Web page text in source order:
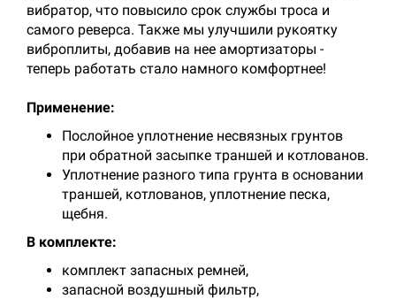
вибратор, что повысило срок службы троса и
самого реверса. Также мы улучшили рукоятку
виброплиты, добавив на нее амортизаторы -
теперь работать стало намного комфортнее!
Применение:
Послойное уплотнение несвязных грунтов
при обратной засыпке траншей и котлованов.
Уплотнение разного типа грунта в основании
траншей, котлованов, уплотнение песка,
щебня.
В комплекте:
комплект запасных ремней,
запасной воздушный фильтр,